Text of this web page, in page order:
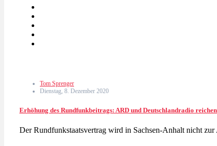
Tom Sprenger
Dienstag, 8. Dezember 2020
Erhöhung des Rundfunkbeitrags: ARD und Deutschlandradio
Der Rundfunkstaatsvertrag wird in Sachsen-Anhalt nicht